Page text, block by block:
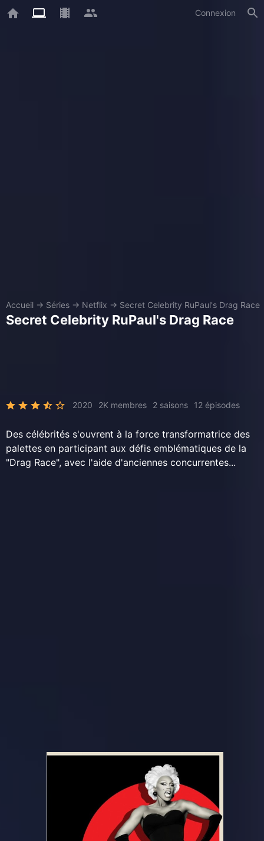
Connexion
Accueil → Séries → Netflix → Secret Celebrity RuPaul's Drag Race
Secret Celebrity RuPaul's Drag Race
2020 2K membres 2 saisons 12 épisodes
Des célébrités s'ouvrent à la force transformatrice des
palettes en participant aux défis emblématiques de la
"Drag Race", avec l'aide d'anciennes concurrentes...